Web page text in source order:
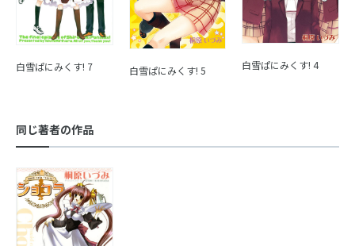
白雪ぱにみくす! 7 白雪ぱにみくす! 5 白雪ぱにみくす! 4
同じ著者の作品